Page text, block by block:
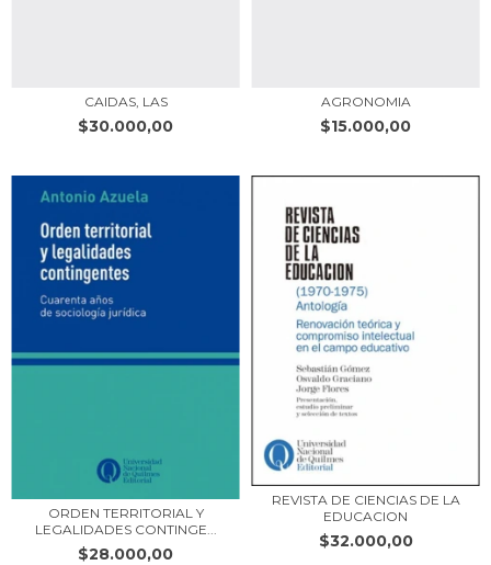
CAIDAS, LAS
$30.000,00
AGRONOMIA
$15.000,00
ORDEN TERRITORIAL Y
LEGALIDADES CONTINGE...
$28.000,00
REVISTA DE CIENCIAS DE LA
EDUCACION
$32.000,00